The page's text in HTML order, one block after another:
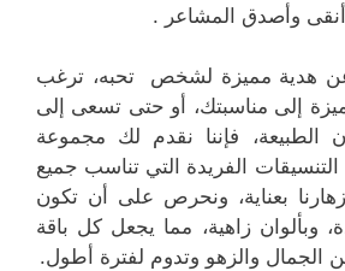
وأصدق المشاعر .
هدية مميزة لشخص تحبه، ترغب
إلى مناسبتك، أو حتى تسعى إلى
الطبيعة، فإننا نقدم لك مجموعة
الفريدة التي تناسب جميع
بعناية، ونحرص على أن تكون
وبألوان زاهية، مما يجعل كل باقة
الجمال والزهو وتدوم لفترة أطول.